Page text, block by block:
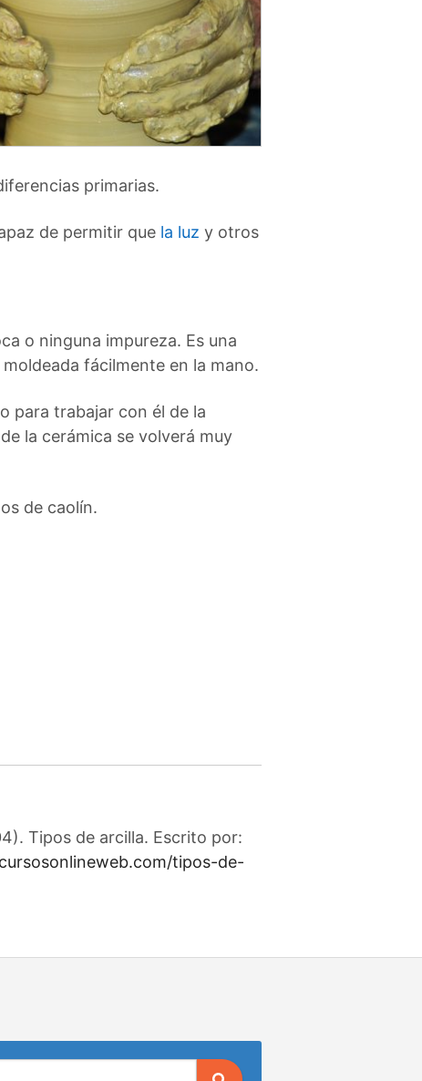
primarias.
de permitir que la luz y otros
o ninguna impureza. Es una
fácilmente en la mano.
para trabajar con él de la
la cerámica se volverá muy
de caolín.
Tipos de arcilla. Escrito por:
tipos-de-